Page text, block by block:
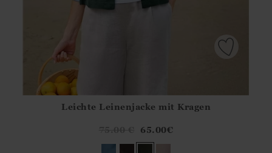
?? ""
Leichte Leinenjacke mit Kragen
65.00€